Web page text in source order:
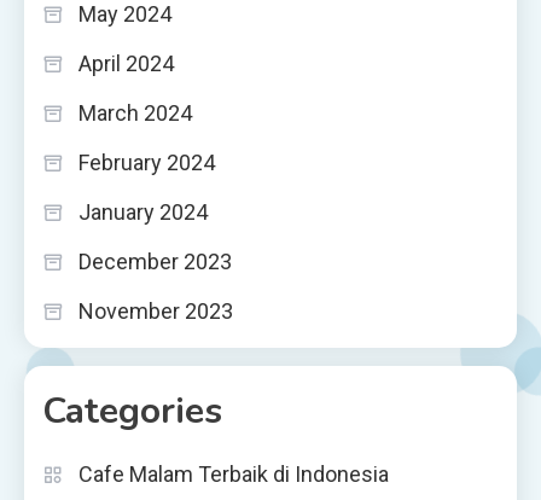
May 2024
April 2024
March 2024
February 2024
January 2024
December 2023
November 2023
Categories
Cafe Malam Terbaik di Indonesia